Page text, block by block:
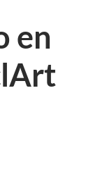
en